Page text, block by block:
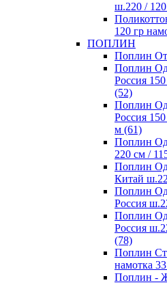
ш.220 /
120 гр
ПОПЛИН
Поплин
Поплин
Россия
(52)
Поплин
Россия
м (61)
Поплин
220 см /
Поплин
Китай
Поплин
Россия
Поплин
Россия
(78)
Поплин
намотка
Поплин -